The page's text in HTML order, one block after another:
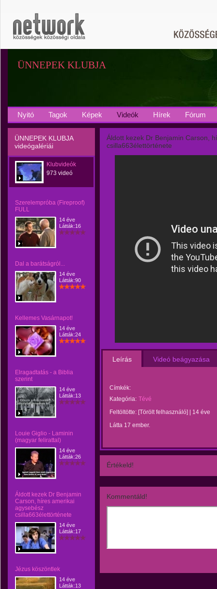
ÜNNEPEK KLUBJA
Nyitó Tagok Képek Videók Hírek Fórum
ÜNNEPEK KLUBJA
videógalériái
Klubvideók
973 videó
Szerelempróba (Fireproof)
FULL
14 éve
Látták:16
Dal a barátságról...
14 éve
Látták:90
Kellemes Vasárnapot!
14 éve
Látták:24
Elragadtatás - a Biblia
szerint
14 éve
Látták:13
Louie Giglio - Laminin
(magyar felirattal)
14 éve
Látták:26
Áldott kezek Dr Benjamin
Carson, híres amerikai
agysebész
csilla663élettörténete
14 éve
Látták:17
Jézus köszöntlek
14 éve
Látták:13
Áldott kezek Dr Benjamin Carson,
csilla663élettörténete
Leírás Videó beágyazása
Címkék:
Kategória: Tévé
Feltöltötte: [Törölt felhasználó]
14 éve
Látta 17 ember.
Értékeld!
Kommentáld!